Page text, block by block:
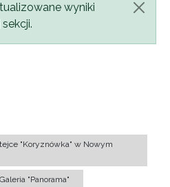
wyniki
"Koryznówka" w Nowym
Galeria "Panorama"